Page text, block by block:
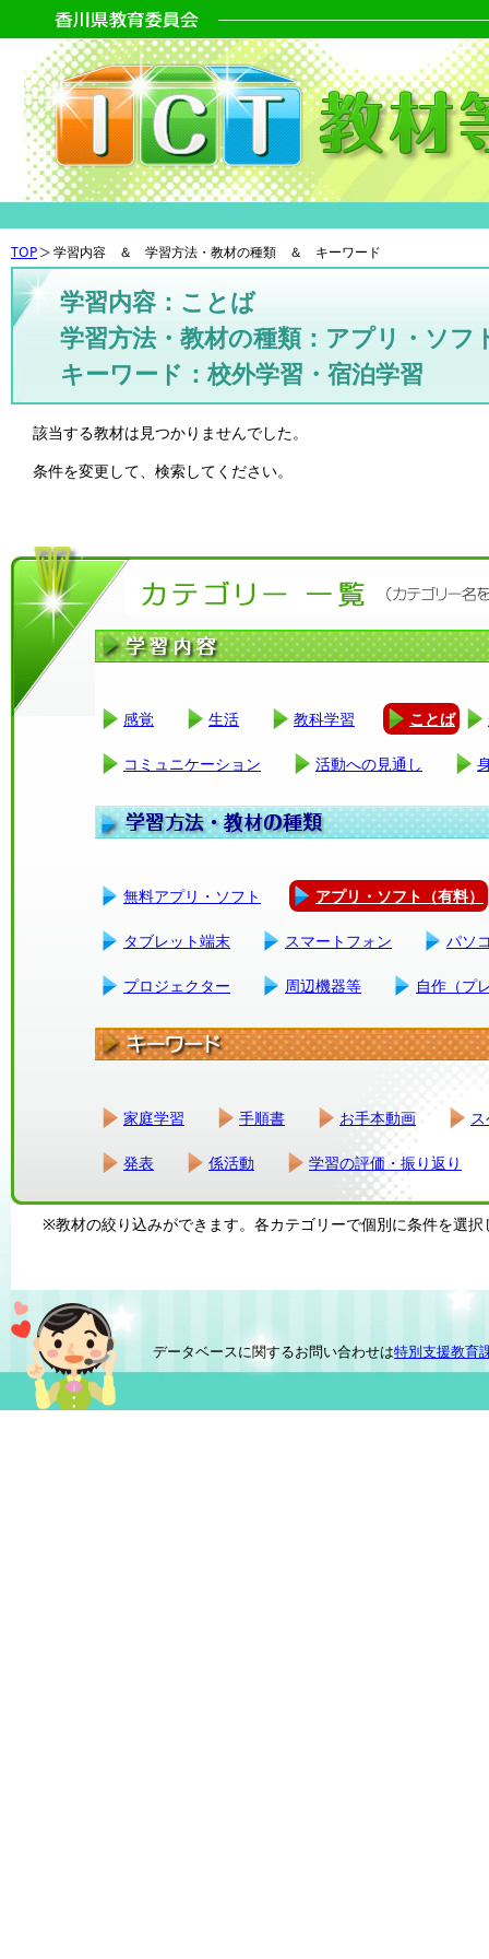
TOP 学習内容 ＆ 学習方法・教材の種類 ＆ キーワード
学習内容：ことば
学習方法・教材の種類：アプリ・ソフ
キーワード：校外学習・宿泊学習
該当する教材は見つかりませんでした。
条件を変更して、検索してください。
感覚 生活 教科学習 ことば
コミュニケーション 活動への見通し
無料アプリ・ソフト アプリ・ソフト（有料）
タブレット端末 スマートフォン パソ
プロジェクター 周辺機器等 自作（プ
家庭学習 手順書 お手本動画
発表 係活動 学習の評価・振り返り
※教材の絞り込みができます。各カテゴリーで個別に条件を選択
データベースに関するお問い合わせは特別支援教育